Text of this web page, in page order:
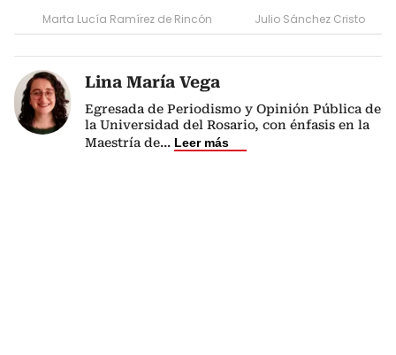
Marta Lucía Ramírez de Rincón
Julio Sánchez Cristo
Lina María Vega
Egresada de Periodismo y Opinión Pública de
la Universidad del Rosario, con énfasis en la
Maestría de... Leer más